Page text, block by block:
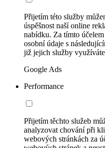
Přijetím této služby
úspěšnost naší online
nabídku. Za tímto
osobní údaje s
již jejich služby
Google Ads
Performance
Přijetím těchto služeb
analyzovat chování při
webových stránkách za